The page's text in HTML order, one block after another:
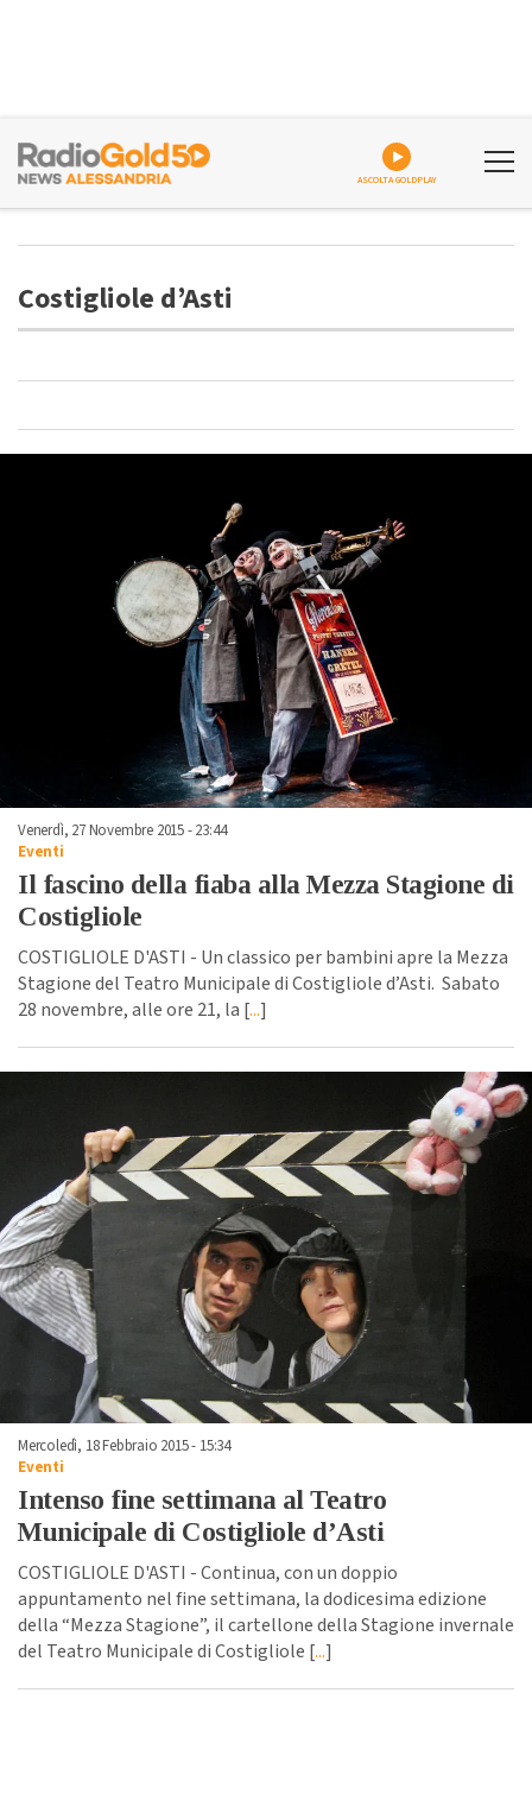
ASCOLTA GOLDPLAY
Costigliole d’Asti
Venerdì, 27 Novembre 2015 - 23:44
Eventi
Il fascino della fiaba alla Mezza Stagione di
Costigliole
COSTIGLIOLE D'ASTI - Un classico per bambini apre la Mezza
Stagione del Teatro Municipale di Costigliole d’Asti. Sabato
28 novembre, alle ore 21, la [...]
Mercoledì, 18 Febbraio 2015 - 15:34
Eventi
Intenso fine settimana al Teatro
Municipale di Costigliole d’Asti
COSTIGLIOLE D'ASTI - Continua, con un doppio
appuntamento nel fine settimana, la dodicesima edizione
della “Mezza Stagione”, il cartellone della Stagione invernale
del Teatro Municipale di Costigliole [...]